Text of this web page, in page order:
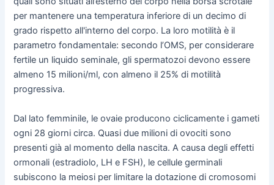
per mantenere una temperatura inferiore di un decimo di
grado rispetto all'interno del corpo. La loro motilità è il
parametro fondamentale: secondo l’OMS, per considerare
fertile un liquido seminale, gli spermatozoi devono essere
almeno 15 milioni/ml, con almeno il 25% di motilità
progressiva.
Dal lato femminile, le ovaie producono ciclicamente i gameti
ogni 28 giorni circa. Quasi due milioni di ovociti sono
presenti già al momento della nascita. A causa degli effetti
ormonali (estradiolo, LH e FSH), le cellule germinali
subiscono la meiosi per limitare la dotazione di cromosomi